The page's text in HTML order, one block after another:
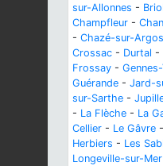
sur-Allonnes -
Champfleur -
- Chazé-sur-Argos
Crossac - Durtal -
Frossay -
Guérande - Jard-
sur-Sarthe -
- La Flèche - La
Cellier - Le Gâvre -
Herbiers - Les
Longeville-sur-Mer